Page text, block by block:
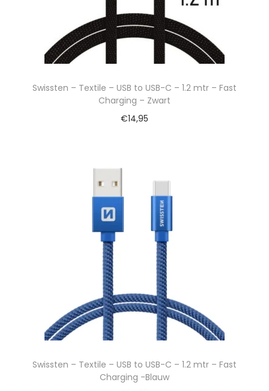
Swissten – Textile – USB to USB-C – 1.2 mtr – Fast
Charging – Zwart
€14,95
Swissten – Textile – USB to USB-C – 1.2 mtr – Fast
Charging -Blauw